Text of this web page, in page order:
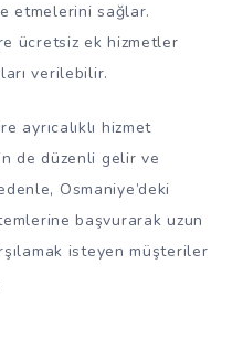
etmelerini sağlar.
ücretsiz ek hizmetler
verilebilir.
ayrıcalıklı hizmet
de düzenli gelir ve
Osmaniye’deki
başvurarak uzun
isteyen müşteriler